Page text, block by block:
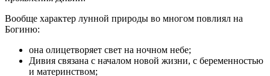
Вообще характер лунной природы во многом повлиял на
Богиню:
она олицетворяет свет на ночном небе;
Дивия связана с началом новой жизни, с беременностью
и материнством;